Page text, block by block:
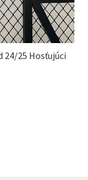
24/25 Hosťujúci